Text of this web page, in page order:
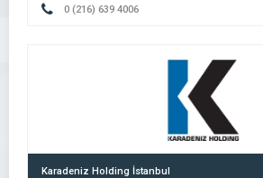
0 (216) 639 4006
Karadeniz Holding İstanbul